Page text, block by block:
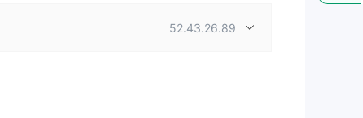
52.43.26.89